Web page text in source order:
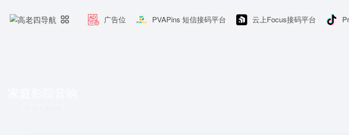
广告位 PVAPins 短信接码平台 云上Focus接码平台